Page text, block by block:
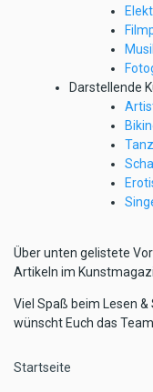
Darstellende
Über unten gelistete
Artikeln im
Viel Spaß beim Lesen
wünscht Euch das
Pfadnavigation
Startseite